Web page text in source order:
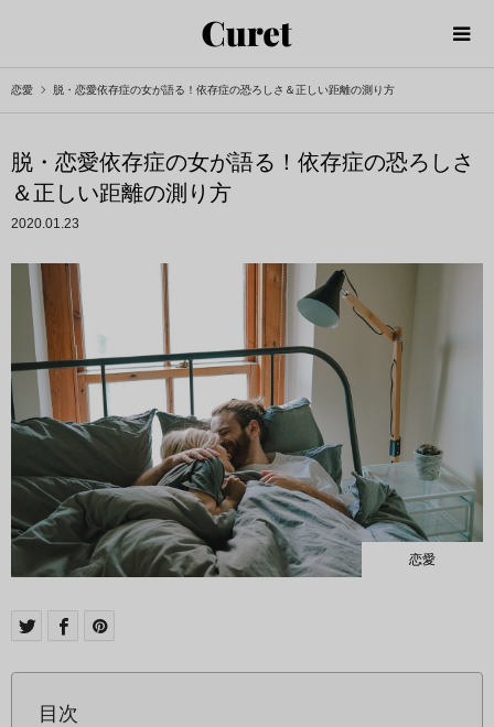
恋愛 脱・恋愛依存症の女が語る！依存症の恐ろしさ＆正しい距離の測り方
脱・恋愛依存症の女が語る！依存症の恐ろしさ
＆正しい距離の測り方
2020.01.23
恋愛
目次